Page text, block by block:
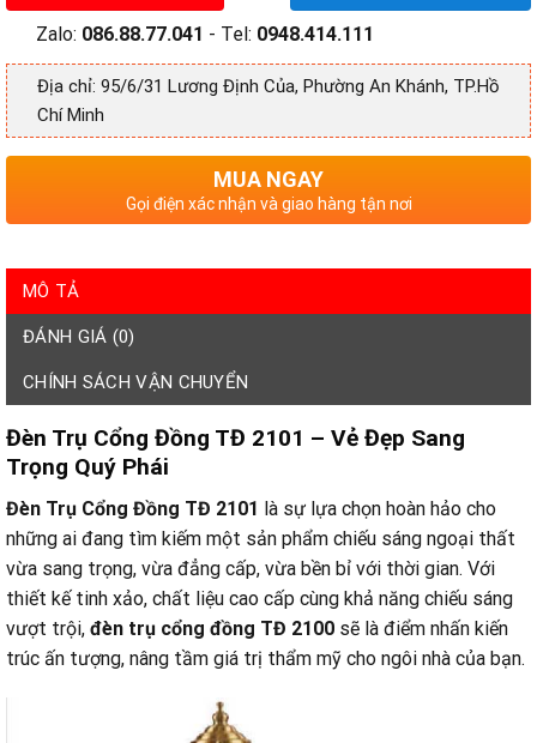
Zalo: 086.88.77.041 - Tel: 0948.414.111
Địa chỉ: 95/6/31 Lương Định Của, Phường An Khánh, TP.Hồ
Chí Minh
MUA NGAY
Gọi điện xác nhận và giao hàng tận nơi
MÔ TẢ
ĐÁNH GIÁ (0)
CHÍNH SÁCH VẬN CHUYỂN
Đèn Trụ Cổng Đồng TĐ 2101 – Vẻ Đẹp Sang
Trọng Quý Phái
Đèn Trụ Cổng Đồng TĐ 2101 là sự lựa chọn hoàn hảo cho
những ai đang tìm kiếm một sản phẩm chiếu sáng ngoại thất
vừa sang trọng, vừa đẳng cấp, vừa bền bỉ với thời gian. Với
thiết kế tinh xảo, chất liệu cao cấp cùng khả năng chiếu sáng
vượt trội, đèn trụ cổng đồng TĐ 2100 sẽ là điểm nhấn kiến
trúc ấn tượng, nâng tầm giá trị thẩm mỹ cho ngôi nhà của bạn.